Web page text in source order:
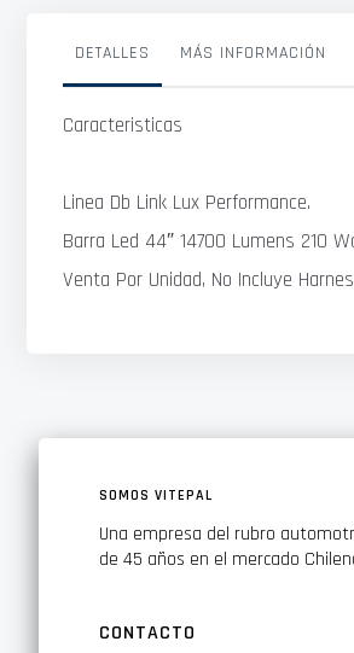
imágenes
DETALLES
Caracteristicas
Linea Db Link Lux Performance.
Barra Led 44″ 14700 Lumens 210
Venta Por Unidad, No Incluye
MÁS INFORMACIÓN
SOMOS VITEPAL
Una empresa del rubro
de 45 años en el mercado
CONTACTO